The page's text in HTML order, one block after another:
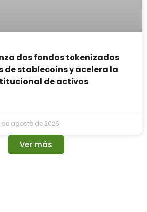
dos fondos tokenizados
de stablecoins y acelera la
de activos
de agosto de 2026
Ver más